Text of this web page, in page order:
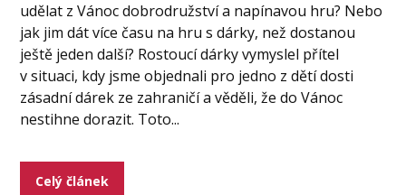
udělat z Vánoc dobrodružství a napínavou hru? Nebo
jak jim dát více času na hru s dárky, než dostanou
ještě jeden další? Rostoucí dárky vymyslel přítel
v situaci, kdy jsme objednali pro jedno z dětí dosti
zásadní dárek ze zahraničí a věděli, že do Vánoc
nestihne dorazit. Toto...
Celý článek